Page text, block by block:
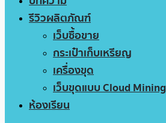
รีวิวผลิตภัณฑ์
เว็บซื้อขาย
กระเป๋าเก็บเหรียญ
เครื่องขุด
เว็บขุดแบบ Cloud Mining
ห้องเรียน